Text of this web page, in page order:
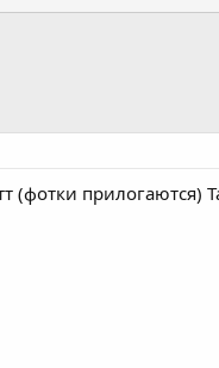
(фотки прилогаются)